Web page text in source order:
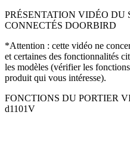
PRÉSENTATION VIDÉO DU
CONNECTÉS DOORBIRD
*Attention : cette vidéo ne
et certaines des fonctionnalités
les modèles (vérifier les
produit qui vous intéresse).
FONCTIONS DU PORTIER
d1101V